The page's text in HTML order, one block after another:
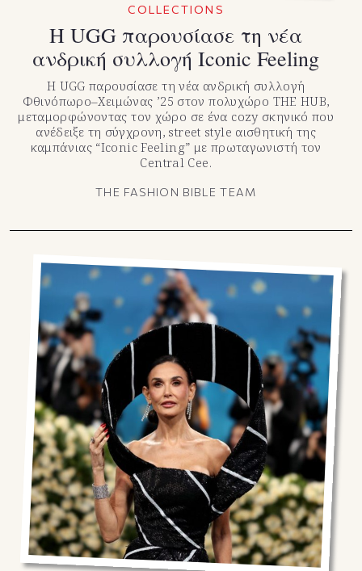
COLLECTIONS
Η UGG παρουσίασε τη νέα
ανδρική συλλογή Iconic Feeling
Η UGG παρουσίασε τη νέα ανδρική συλλογή
Φθινόπωρο–Χειμώνας ’25 στον πολυχώρο THE HUB,
μεταμορφώνοντας τον χώρο σε ένα cozy σκηνικό που
ανέδειξε τη σύγχρονη, street style αισθητική της
καμπάνιας “Iconic Feeling” με πρωταγωνιστή τον
Central Cee.
THE FASHION BIBLE TEAM